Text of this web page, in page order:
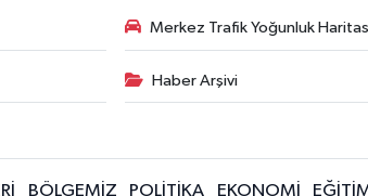
Merkez Trafik Yoğunluk
Haber Arşivi
BÖLGEMİZ POLİTİKA EKONOMİ